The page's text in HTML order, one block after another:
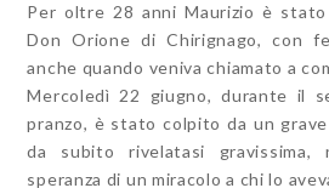
Per oltre 28 anni Maurizio è
Don Orione di Chirignago, con
anche quando veniva chiamato a
Mercoledì 22 giugno, durante il
pranzo, è stato colpito da un
da subito rivelatasi
speranza di un miracolo a chi lo